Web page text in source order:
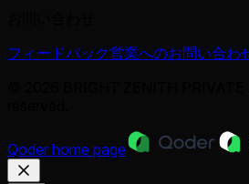
フィードバック営業へのお問い合わ
Qoder home page